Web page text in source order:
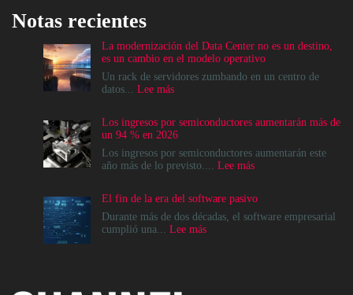
Notas recientes
La modernización del Data Center no es un destino,
es un cambio en el modelo operativo
Un rack de servidores zumbando en un centro de
datos... Lee más:
del
Data
Center
no
destino,
es
un
operativo
Los ingresos por semiconductores aumentarán más de
un 94 % en 2026
Los ingresos por semiconductores aumentarán este
año más de lo previsto.... Lee más:
por
semiconductores
El fin de la era del software pasivo
Durante más de dos décadas, el software empresarial
cumplió una... Lee más: